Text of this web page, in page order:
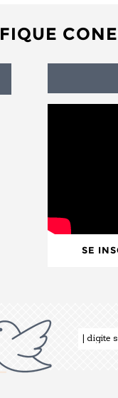
FIQUE
SE